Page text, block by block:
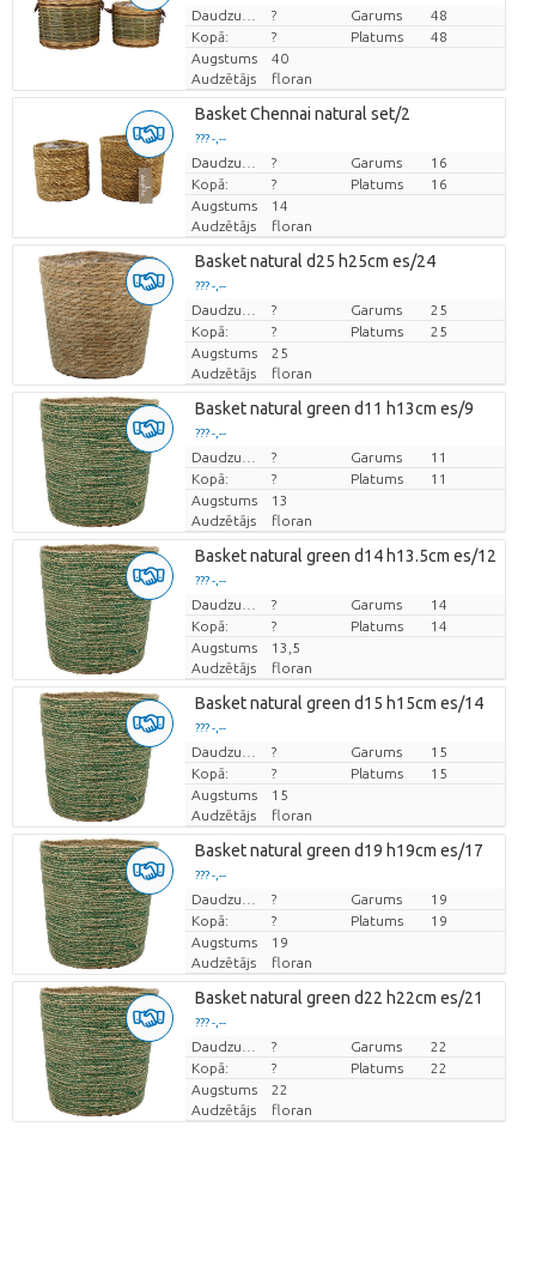
Cena par vienību
? Garums
48
Kopā:
? Platums
48
Augstums
40
Audzētājs
floran
Basket Chennai natural set/2
??? -,--
Cena par vienību
? Garums
16
Kopā:
? Platums
16
Augstums
14
Audzētājs
floran
Basket natural d25 h25cm es/24
??? -,--
Cena par vienību
? Garums
25
Kopā:
? Platums
25
Augstums
25
Audzētājs
floran
Basket natural green d11 h13cm es/9
??? -,--
Cena par vienību
? Garums
11
Kopā:
? Platums
11
Augstums
13
Audzētājs
floran
Basket natural green d14 h13.5cm es/12
??? -,--
Cena par vienību
? Garums
14
Kopā:
? Platums
14
Augstums
13,5
Audzētājs
floran
Basket natural green d15 h15cm es/14
??? -,--
Cena par vienību
? Garums
15
Kopā:
? Platums
15
Augstums
15
Audzētājs
floran
Basket natural green d19 h19cm es/17
??? -,--
Cena par vienību
? Garums
19
Kopā:
? Platums
19
Augstums
19
Audzētājs
floran
Basket natural green d22 h22cm es/21
??? -,--
Cena par vienību
? Garums
22
Kopā:
? Platums
22
Augstums
22
Audzētājs
floran